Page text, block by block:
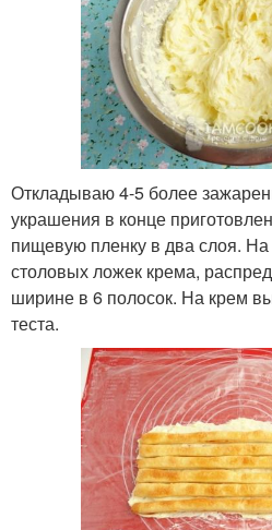
Откладываю 4-5 более
украшения в конце
пищевую пленку в два слоя. На
столовых ложек крема,
ширине в 6 полосок. На крем
теста.